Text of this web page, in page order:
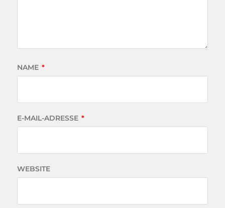
NAME *
E-MAIL-ADRESSE *
WEBSITE